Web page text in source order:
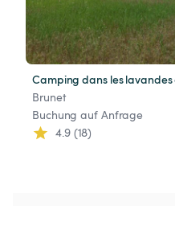
Camping dans les lavandes
Brunet
Buchung auf Anfrage
4.9 (18)